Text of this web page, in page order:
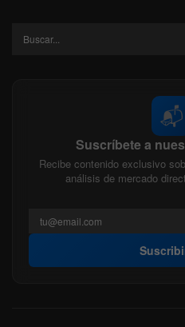
📬
Suscríbete a
Recibe contenido exclusivo
análisis de mercado